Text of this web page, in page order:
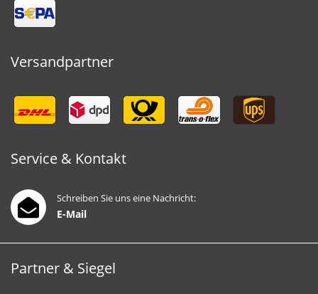
Versandpartner
Service & Kontakt
Schreiben Sie uns eine Nachricht:
E-Mail
Partner & Siegel